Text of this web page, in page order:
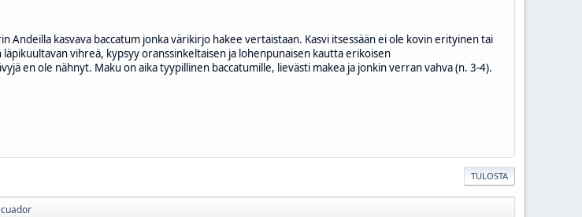
Andeilla kasvava baccatum jonka värikirjo hakee vertaistaan. Kasvi itsessään ei ole kovin erityinen tai
vihreä, kypsyy oranssinkeltaisen ja lohenpunaisen kautta erikoisen
en ole nähnyt. Maku on aika tyypillinen baccatumille, lievästi makea ja jonkin verran vahva (n. 3-4).
TULOSTA